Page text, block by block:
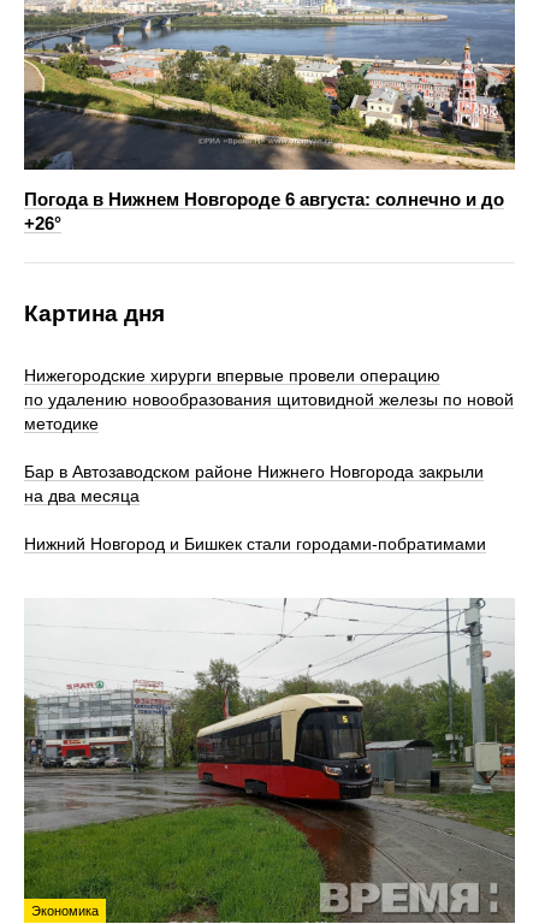
Погода в Нижнем Новгороде 6 августа: солнечно и до
+26°
Картина дня
Нижегородские хирурги впервые провели операцию
по удалению новообразования щитовидной железы по новой
методике
Бар в Автозаводском районе Нижнего Новгорода закрыли
на два месяца
Нижний Новгород и Бишкек стали городами-побратимами
Экономика